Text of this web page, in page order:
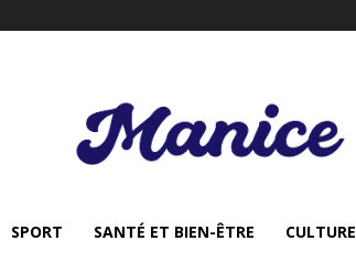
SPORT SANTÉ ET BIEN-ÊTRE CULTURE